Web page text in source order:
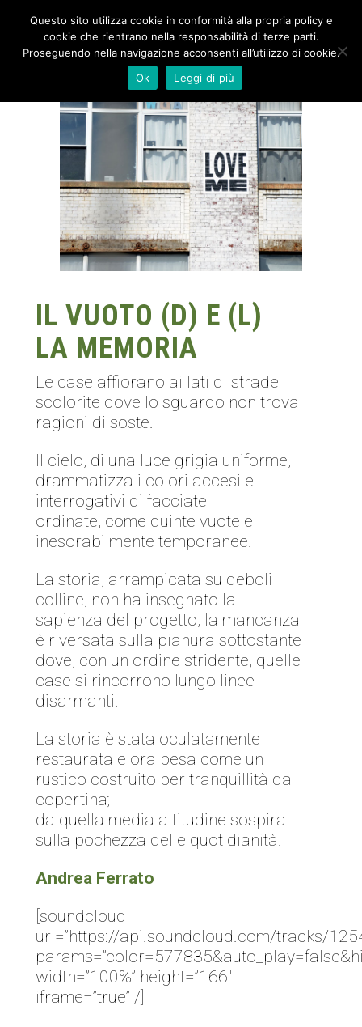
IL VUOTO (D) E (L)
LA MEMORIA
Le case affiorano ai lati di strade
scolorite dove lo sguardo non trova
ragioni di soste.
Il cielo, di una luce grigia uniforme,
drammatizza i colori accesi e
interrogativi di facciate
ordinate, come quinte vuote e
inesorabilmente temporanee.
La storia, arrampicata su deboli
colline, non ha insegnato la
sapienza del progetto, la mancanza
è riversata sulla pianura sottostante
dove, con un ordine stridente, quelle
case si rincorrono lungo linee
disarmanti.
La storia è stata oculatamente
restaurata e ora pesa come un
rustico costruito per tranquillità da
copertina;
da quella media altitudine sospira
sulla pochezza delle quotidianità.
Andrea Ferrato
[soundcloud
url=”https://api.soundcloud.com/tracks/
width=”100%” height=”166″
iframe=”true” /]
Questo sito utilizza cookie in conformità alla propria policy e
cookie che rientrano nella responsabilità di terze parti.
Proseguendo nella navigazione acconsenti all’utilizzo di cookie.
Ok
Leggi di più